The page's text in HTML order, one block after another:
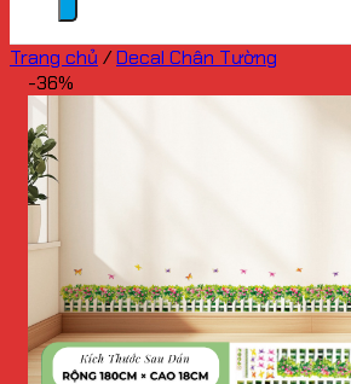
Trang chủ /Decal Chân Tường
-36%